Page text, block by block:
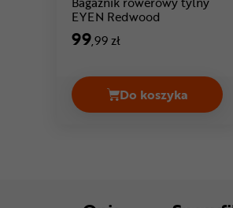
EYEN Redwood
99,99 zł
Do koszyka
Bagażnik